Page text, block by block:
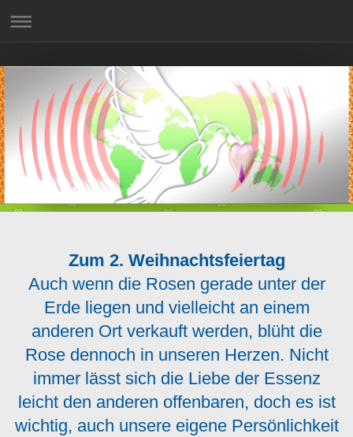
Zum 2. Weihnachtsfeiertag
Auch wenn die Rosen gerade unter der
Erde liegen und vielleicht an einem
anderen Ort verkauft werden, blüht die
Rose dennoch in unseren Herzen. Nicht
immer lässt sich die Liebe der Essenz
leicht den anderen offenbaren, doch es ist
wichtig, auch unsere eigene Persönlichkeit